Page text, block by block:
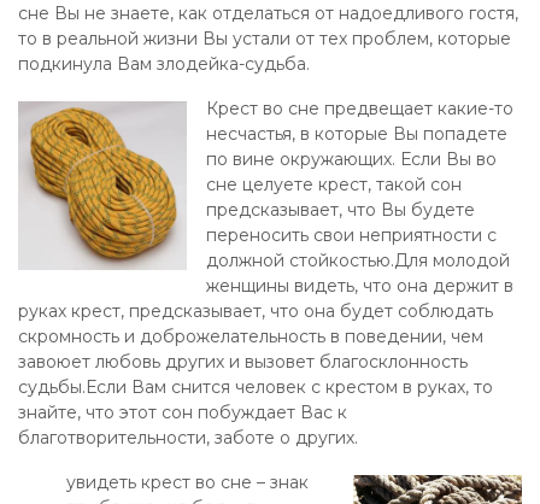
сне Вы не знаете, как отделаться от надоедливого гостя,
то в реальной жизни Вы устали от тех проблем, которые
подкинула Вам злодейка-судьба.
Крест во сне предвещает какие-то
несчастья, в которые Вы попадете
по вине окружающих. Если Вы во
сне целуете крест, такой сон
предсказывает, что Вы будете
переносить свои неприятности с
должной стойкостью.Для молодой
женщины видеть, что она держит в
руках крест, предсказывает, что она будет соблюдать
скромность и доброжелательность в поведении, чем
завоюет любовь других и вызовет благосклонность
судьбы.Если Вам снится человек с крестом в руках, то
знайте, что этот сон побуждает Вас к
благотворительности, заботе о других.
увидеть крест во сне – знак